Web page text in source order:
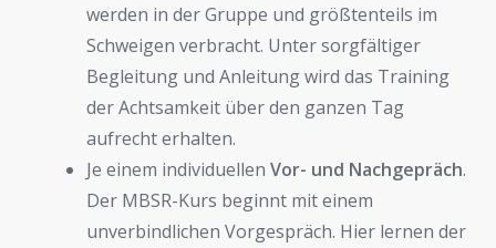
werden in der Gruppe und größtenteils im
Schweigen verbracht. Unter sorgfältiger
Begleitung und Anleitung wird das Training
der Achtsamkeit über den ganzen Tag
aufrecht erhalten.
Je einem individuellen Vor- und Nachgepräch.
Der MBSR-Kurs beginnt mit einem
unverbindlichen Vorgespräch. Hier lernen der